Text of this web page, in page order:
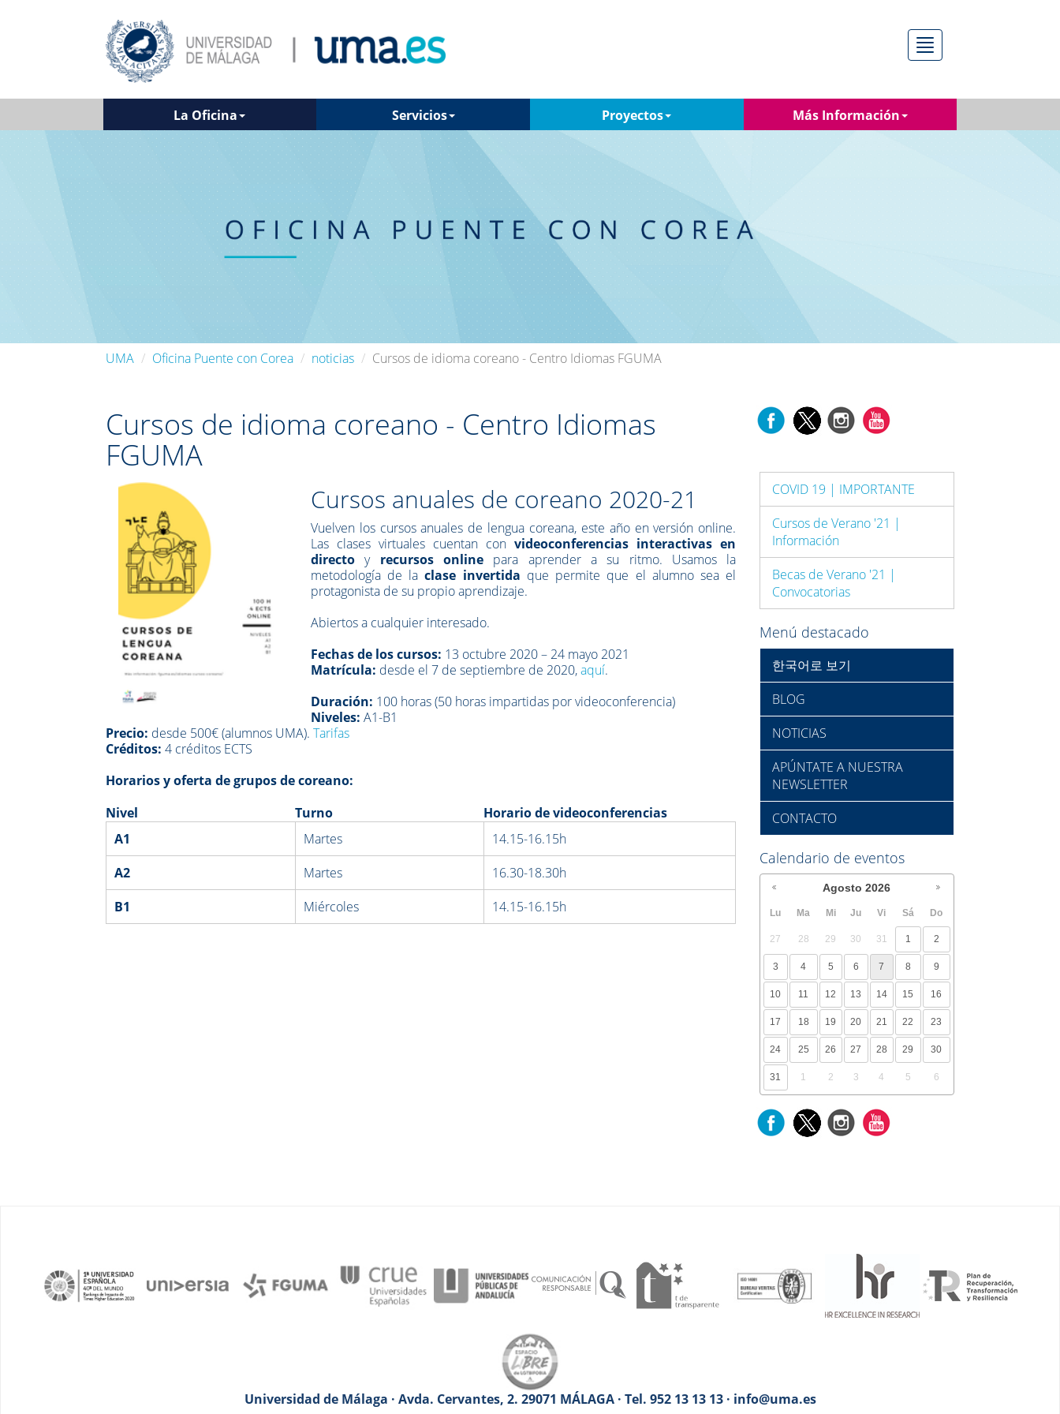
Menú
La Oficina Servicios Proyectos Más Información
UMA Oficina Puente con Corea noticias Cursos de idioma coreano - Centro Idiomas FGUMA
Cursos de idioma coreano - Centro Idiomas
FGUMA
Cursos anuales de coreano 2020-21
Vuelven los cursos anuales de lengua coreana, este año en versión online.
Las clases virtuales cuentan convideoconferencias interactivas en
directoy recursos online para aprender a su ritmo. Usamos la
metodología de laclase invertida que permite que el alumno sea el
protagonista de su propio aprendizaje.
Abiertos a cualquier interesado.
Fechas de los cursos: 13 octubre 2020 – 24 mayo 2021
Matrícula: desde el 7 de septiembre de 2020,aquí.
Duración: 100 horas (50 horas impartidas por videoconferencia)
Niveles: A1-B1
Precio: desde 500€ (alumnos UMA).Tarifas
Créditos:4 créditos ECTS
Horarios y oferta de grupos de coreano:
Nivel
Turno
Horario de videoconferencias
A1
Martes
14.15-16.15h
A2
Martes
16.30-18.30h
B1
Miércoles 14.15-16.15h
COVID 19 | IMPORTANTE
Cursos de Verano '21 |
Información
Becas de Verano '21 |
Convocatorias
Menú destacado
한국어로 보기
BLOG
NOTICIAS
APÚNTATE A NUESTRA
NEWSLETTER
CONTACTO
Calendario de eventos
Agosto 2026
Lu Ma Mi Ju Vi Sá Do
27 28 29 30 31 1 2
3 4 5 6 7 8 9
10 11 12 13 14 15 16
17 18 19 20 21 22 23
24 25 26 27 28 29 30
31 1 2 3 4 5 6
Universidad de Málaga · Avda. Cervantes, 2. 29071 MÁLAGA · Tel. 952 13 13 13 · info@uma.es